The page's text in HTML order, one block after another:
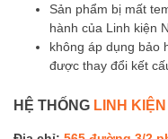
Sản phẩm bị mất
hành của Linh kiện
không áp dụng bảo
được thay đổi kết
HỆ THỐNG LINH